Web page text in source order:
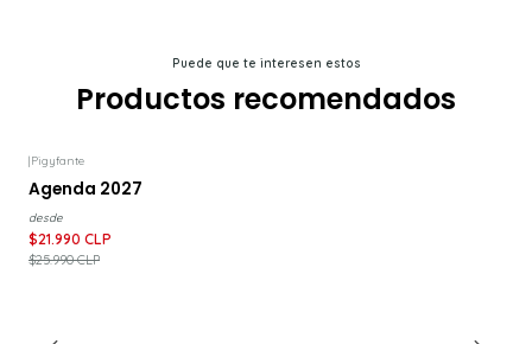
Puede que te interesen estos
Productos recomendados
-15%DESCUENTO
|Pigyfante
Agenda 2027
desde
$21.990 CLP
$25.990 CLP